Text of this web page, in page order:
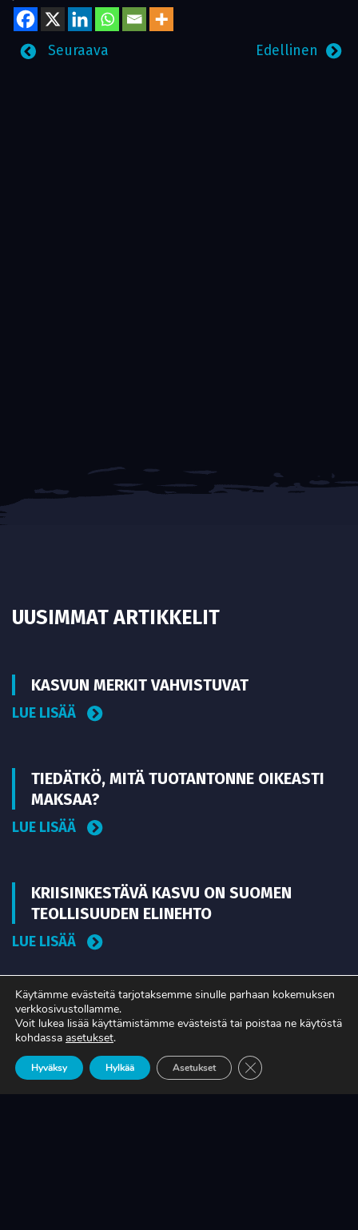
Edellinen
Seuraava
UUSIMMAT ARTIKKELIT
KASVUN MERKIT VAHVISTUVAT
LUE LISÄÄ
TIEDÄTKÖ, MITÄ TUOTANTONNE OIKEASTI
MAKSAA?
LUE LISÄÄ
KRIISINKESTÄVÄ KASVU ON SUOMEN
TEOLLISUUDEN ELINEHTO
LUE LISÄÄ
A-RYUNG-PUMPPUJEN YLEISIMMÄT
VARAOSAT NYT SUORAAN TEKUPITIN
VARASTOSTA
LUE LISÄÄ
Käytämme evästeitä tarjotaksemme sinulle parhaan kokemuksen
verkkosivustollamme.
Voit lukea lisää käyttämistämme evästeistä tai poistaa ne käytöstä
kohdassa asetukset.
Hyväksy Hylkää Asetukset Sulje evästebanneri